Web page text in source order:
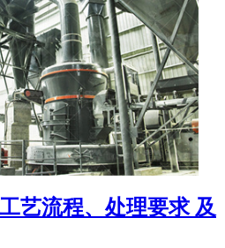
艺流程、处理要求 及